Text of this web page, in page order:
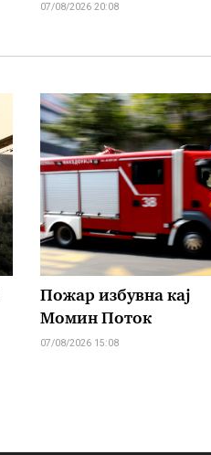
07/08/2026 20:08
Пожар избувна кај
Момин Поток
07/08/2026 15:08